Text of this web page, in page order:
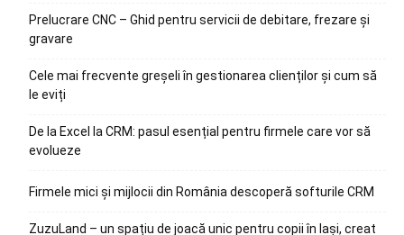
Prelucrare CNC – Ghid pentru servicii de debitare, frezare și
gravare
Cele mai frecvente greșeli în gestionarea clienților și cum să
le eviți
De la Excel la CRM: pasul esențial pentru firmele care vor să
evolueze
Firmele mici și mijlocii din România descoperă softurile CRM
ZuzuLand – un spațiu de joacă unic pentru copii în Iași, creat